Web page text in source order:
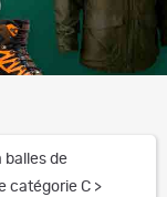
balles de
catégorie C >